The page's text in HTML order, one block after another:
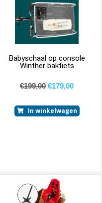
Babyschaal op console
Winther bakfiets
€199,00 €179,00
In winkelwagen